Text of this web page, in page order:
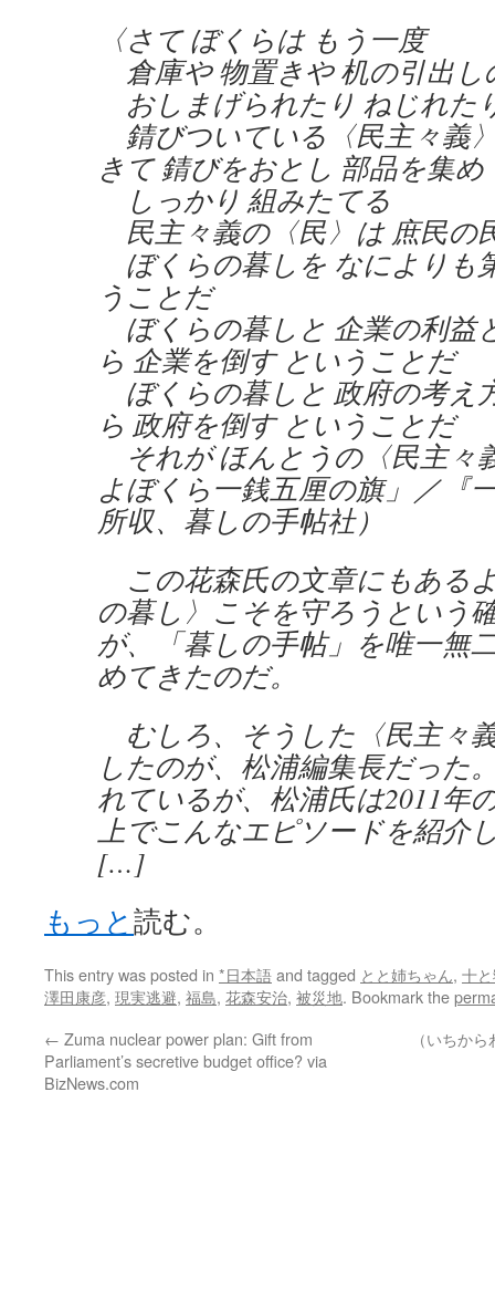
〈さて ぼくらは もう一度
倉庫や 物置きや 机の引出し
おしまげられたり ねじれた
錆びついている〈民主々義
きて 錆びをおとし 部品を集め
しっかり 組みたてる
民主々義の〈民〉は 庶民の
ぼくらの暮しを なによりも
うことだ
ぼくらの暮しと 企業の利益
ら 企業を倒す ということだ
ぼくらの暮しと 政府の考え
ら 政府を倒す ということだ
それが ほんとうの〈民主々
よぼくら一銭五厘の旗」／『
所収、暮しの手帖社）
この花森氏の文章にもある
の暮し〉こそを守ろうという
が、「暮しの手帖」を唯一無
めてきたのだ。
むしろ、そうした〈民主々
したのが、松浦編集長だった
れているが、松浦氏は2011年
上でこんなエピソードを紹介
[…]
もっと読む。
This entry was posted in *日本語and tagged とと姉ちゃん, 十
澤田康彦, 現実逃避, 福島, 花森安治, 被災地. Bookmark the
← Zuma nuclear power plan: Gift from
Parliament’s secretive budget office? via
BizNews.com
（いちか